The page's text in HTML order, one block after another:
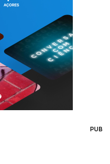
PUB